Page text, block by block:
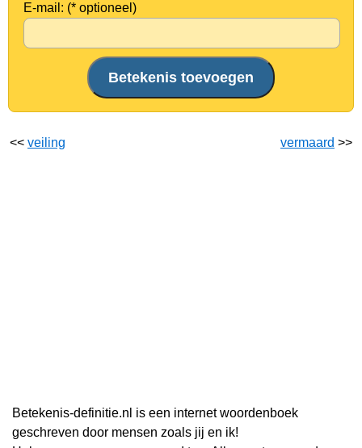
E-mail: (* optioneel)
<< veiling vermaard >>
Betekenis-definitie.nl is een internet woordenboek
geschreven door mensen zoals jij en ik!